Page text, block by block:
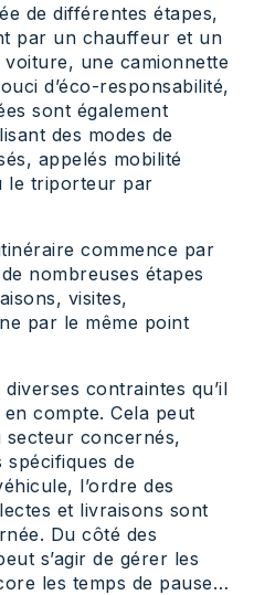
de différentes étapes,
par un chauffeur et un
une camionnette
d’éco-responsabilité,
sont également
des modes de
appelés mobilité
le triporteur par
commence par
nombreuses étapes
visites,
par le même point
contraintes qu’il
compte. Cela peut
secteur concernés,
spécifiques de
l’ordre des
et livraisons sont
Du côté des
s’agir de gérer les
les temps de pause…